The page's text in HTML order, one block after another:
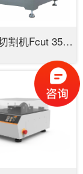
自动金相切割机Fcut 350A